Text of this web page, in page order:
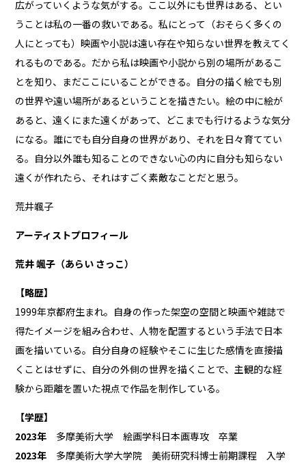
広がっていくような気がする。ここ以外にも世界はある、とい
うことは私の一番の救いである。私にとって（おそらく多くの
人にとっても）映画や小説は遠い存在や知らない世界を教えてく
れるものである。だから私は映画や小説から別の場所があるこ
とを知り、まだここにいることができる。自分の描く絵でも別
の世界や遠い場所があるということを描きたい。絵の中に絵が
あると、遠くにまた遠くがあって、どこまでも行けるような気分
になる。誰にでも自分自身の世界があり、それを日々育ててい
る。自分以外誰も知ることのできない心の内に自分も知らない
遠くが作れたら、それはすごく素敵なことだと思う。
荒井颯子
アーティストプロフィール
荒井 颯子（あらい さっこ）
【略歴】
1999年京都府生まれ。自身の作った架空の空間と映画や雑誌で
得たイメージを組み合わせ、人物を配置するという手法で日本
画を描いている。自分自身の経験やそこに生じた感情を直接描
くことはせずに、自分の外側の世界を描くことで、主観的な経
験から距離を置いた視点で作品を制作している。
【学歴】
2023年 多摩美術大学 絵画学科日本画専攻 卒業
2023年 多摩美術大学大学院 美術研究科博士前期課程 入学